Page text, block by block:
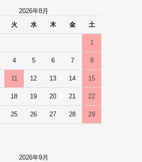
2026年8月
火 水 木 金 土
1
4 5 6 7 8
11 12 13 14 15
18 19 20 21 22
25 26 27 28 29
2026年9月